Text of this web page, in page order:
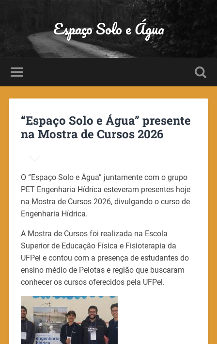
Espaço Solo e Água
“Espaço Solo e Água” presente
na Mostra de Cursos 2026
O “Espaço Solo e Água” juntamente com o grupo
PET Engenharia Hídrica esteveram presentes hoje
na Mostra de Cursos 2026, divulgando o curso de
Engenharia Hídrica.
A Mostra de Cursos foi realizada na Escola
Superior de Educação Física e Fisioterapia da
UFPel e contou com a presença de estudantes do
ensino médio de Pelotas e região que buscaram
conhecer os cursos oferecidos pela UFPel.